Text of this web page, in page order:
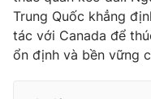
Tổng Biên tập:Vũ Thanh
Phó Tổng Biên tập:
Nguyễn Trọng Ninh
Trung Quốc khẳng
tác với Canada để
ổn định và bền vững